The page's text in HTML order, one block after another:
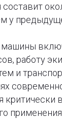
у
работу
и